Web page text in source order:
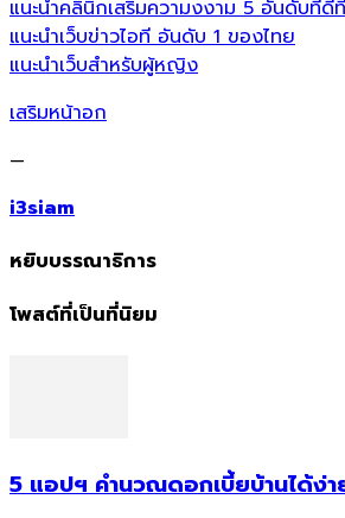
แนะนำคลินิกเสริมความงงาม 5 อันดับที่ดี
แนะนำเว็บข่าวไอที อันดับ 1 ของไทย
แนะนำเว็บสำหรับผู้หญิง
เสริมหน้าอก
—
i3siam
หยิบบรรณาธิการ
โพสต์ที่เป็นที่นิยม
5 แอปฯ คำนวณดอกเบี้ยบ้านได้ง่